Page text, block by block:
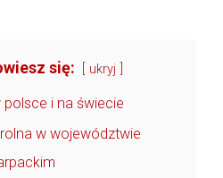
się: ukryj
polsce i na świecie
w województwie